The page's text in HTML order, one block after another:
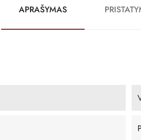
APRAŠYMAS